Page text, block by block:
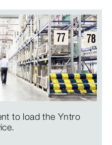
to load the Yntro